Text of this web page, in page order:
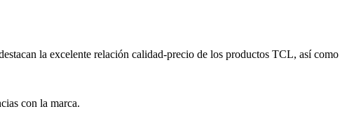
la excelente relación calidad-precio de los productos TCL, así como
con la marca.